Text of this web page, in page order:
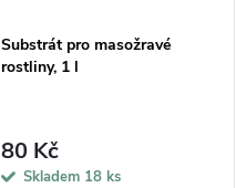
Substrát pro masožravé
rostliny, 1 l
80 Kč
Skladem 18 ks